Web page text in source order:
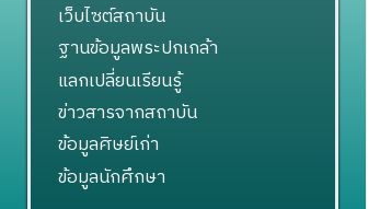
เว็บไซต์สถาบัน
ฐานข้อมูลพระปกเกล้า
แลกเปลี่ยนเรียนรู้
ข่าวสารจากสถาบัน
ข้อมูลศิษย์เก่า
ข้อมูลนักศึกษา